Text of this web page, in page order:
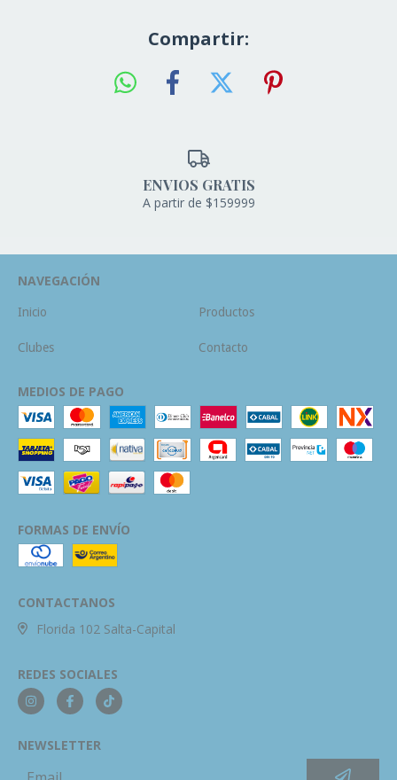
Compartir:
ENVIOS GRATIS
A partir de $159999
NAVEGACIÓN
Inicio Productos
Clubes Contacto
MEDIOS DE PAGO
FORMAS DE ENVÍO
CONTACTANOS
Florida 102 Salta-Capital
REDES SOCIALES
NEWSLETTER